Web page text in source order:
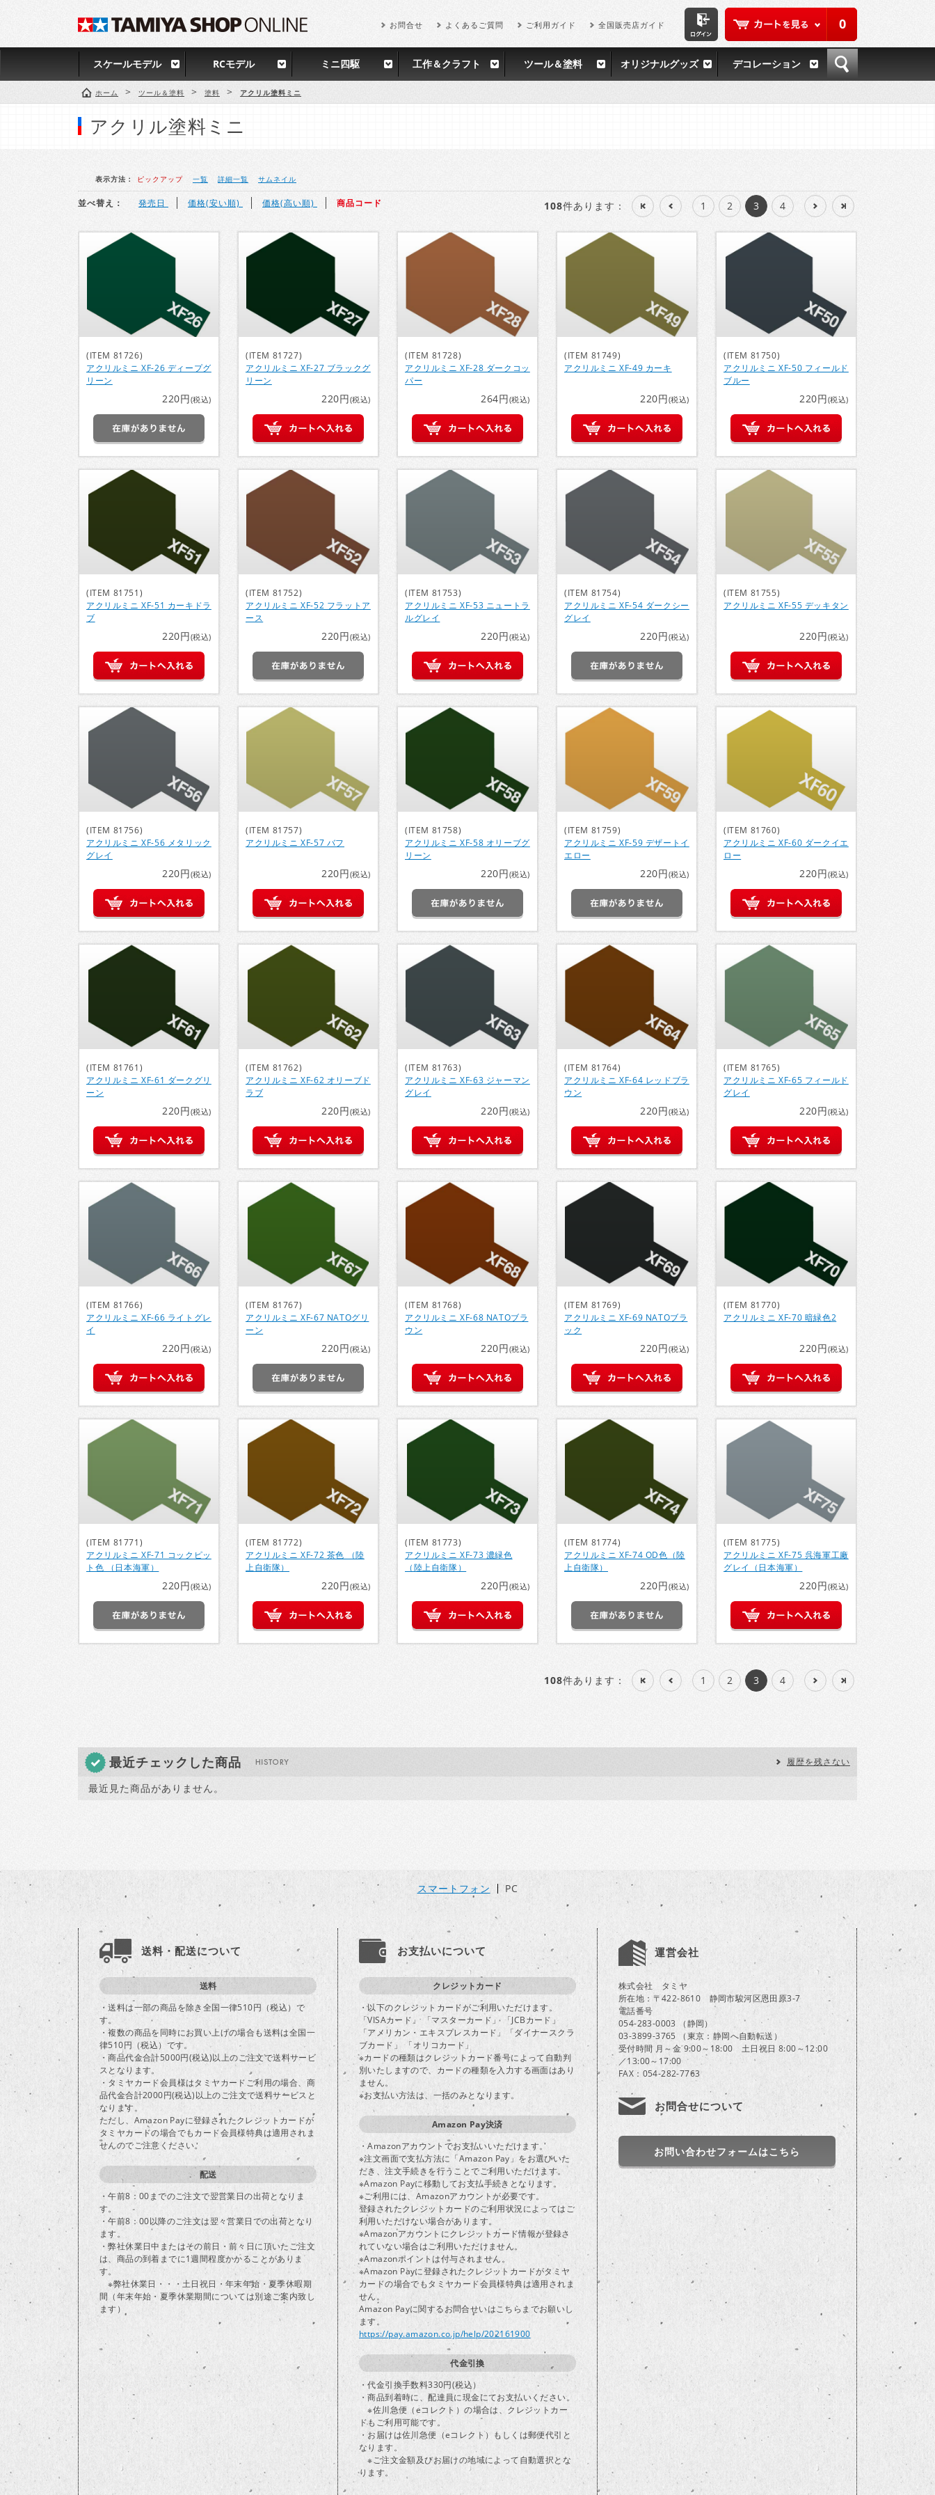
0
お問合せ よくあるご質問 ご利用ガイド 全国販売店ガイド
スケールモデル RCモデル ミニ四駆 工作＆クラフト ツール＆塗料 オリジナルグッズ デコレーション
アクリル塗料ミニ
ホーム > ツール＆塗料 > 塗料 > アクリル塗料ミニ
表示方法： ピックアップ 一覧 詳細一覧 サムネイル
並べ替え： 発売日 価格(安い順) 価格(高い順) 商品コード 108件あります ： 1 2 3 4
(ITEM 81726)
アクリルミニ XF-26 ディープグ
リーン
220円(税込)
(ITEM 81727)
アクリルミニ XF-27 ブラックグ
リーン
220円(税込)
(ITEM 81728)
アクリルミニ XF-28 ダークコッ
パー
264円(税込)
(ITEM 81749)
アクリルミニ XF-49 カーキ
220円(税込)
(ITEM 81750)
アクリルミニ XF-50 フィールド
ブルー
220円(税込)
(ITEM 81751)
アクリルミニ XF-51 カーキドラ
ブ
220円(税込)
(ITEM 81752)
アクリルミニ XF-52 フラットア
ース
220円(税込)
(ITEM 81753)
アクリルミニ XF-53 ニュートラ
ルグレイ
220円(税込)
(ITEM 81754)
アクリルミニ XF-54 ダークシー
グレイ
220円(税込)
(ITEM 81755)
アクリルミニ XF-55 デッキタン
220円(税込)
(ITEM 81756)
アクリルミニ XF-56 メタリック
グレイ
220円(税込)
(ITEM 81757)
アクリルミニ XF-57 バフ
220円(税込)
(ITEM 81758)
アクリルミニ XF-58 オリーブグ
リーン
220円(税込)
(ITEM 81759)
アクリルミニ XF-59 デザートイ
エロー
220円(税込)
(ITEM 81760)
アクリルミニ XF-60 ダークイエ
ロー
220円(税込)
(ITEM 81761)
アクリルミニ XF-61 ダークグリ
ーン
220円(税込)
(ITEM 81762)
アクリルミニ XF-62 オリーブド
ラブ
220円(税込)
(ITEM 81763)
アクリルミニ XF-63 ジャーマン
グレイ
220円(税込)
(ITEM 81764)
アクリルミニ XF-64 レッドブラ
ウン
220円(税込)
(ITEM 81765)
アクリルミニ XF-65 フィールド
グレイ
220円(税込)
(ITEM 81766)
アクリルミニ XF-66 ライトグレ
イ
220円(税込)
(ITEM 81767)
アクリルミニ XF-67 NATOグリ
ーン
220円(税込)
(ITEM 81768)
アクリルミニ XF-68 NATOブラ
ウン
220円(税込)
(ITEM 81769)
アクリルミニ XF-69 NATOブラ
ック
220円(税込)
(ITEM 81770)
アクリルミニ XF-70 暗緑色2
220円(税込)
(ITEM 81771)
アクリルミニ XF-71 コックピッ
ト色 （日本海軍）
220円(税込)
(ITEM 81772)
アクリルミニ XF-72 茶色 （陸
上自衛隊）
220円(税込)
(ITEM 81773)
アクリルミニ XF-73 濃緑色
（陸上自衛隊）
220円(税込)
(ITEM 81774)
アクリルミニ XF-74 OD色（陸
上自衛隊）
220円(税込)
(ITEM 81775)
アクリルミニ XF-75 呉海軍工廠
グレイ（日本海軍）
220円(税込)
108件あります ： 1 2 3 4
最近チェックした商品 履歴を残さない
最近見た商品がありません。
スマートフォン PC
送料・配送について
送料
・送料は一部の商品を除き全国一律510円（税込）で
す。
・複数の商品を同時にお買い上げの場合も送料は全国一
律510円（税込）です。
・商品代金合計5000円(税込)以上のご注文で送料サービ
スとなります。
・タミヤカード会員様はタミヤカードご利用の場合、商
品代金合計2000円(税込)以上のご注文で送料サービスと
なります。
ただし、Amazon Payに登録されたクレジットカードが
タミヤカードの場合でもカード会員様特典は適用されま
せんのでご注意ください。
配送
・午前8：00までのご注文で翌営業日の出荷となりま
す。
・午前8：00以降のご注文は翌々営業日での出荷となり
ます。
・弊社休業日中またはその前日・前々日に頂いたご注文
は、商品の到着までに1週間程度かかることがありま
す。
※弊社休業日・・・土日祝日・年末年始・夏季休暇期
間（年末年始・夏季休業期間については別途ご案内致し
ます）
お支払いについて
クレジットカード
・以下のクレジットカードがご利用いただけます。
「VISAカード」 「マスターカード」 「JCBカード」
「アメリカン・エキスプレスカード」「ダイナースクラ
ブカード」 「オリコカード」
※カードの種類はクレジットカード番号によって自動判
別いたしますので、カードの種類を入力する画面はあり
ません。
※お支払い方法は、一括のみとなります。
Amazon Pay決済
・Amazonアカウントでお支払いいただけます。
※注文画面で支払方法に「Amazon Pay」をお選びいた
だき、注文手続きを行うことでご利用いただけます。
※Amazon Payに移動してお支払手続きとなります。
※ご利用には、Amazonアカウントが必要です。
登録されたクレジットカードのご利用状況によってはご
利用いただけない場合があります。
※Amazonアカウントにクレジットカード情報が登録さ
れていない場合はご利用いただけません。
※Amazonポイントは付与されません。
※Amazon Payに登録されたクレジットカードがタミヤ
カードの場合でもタミヤカード会員様特典は適用されま
せん。
Amazon Payに関するお問合せいはこちらまでお願いし
ます。
https://pay.amazon.co.jp/help/202161900
代金引換
・代金引換手数料330円(税込）
・商品到着時に、配達員に現金にてお支払いください。
※佐川急便（eコレクト）の場合は、クレジットカー
ドもご利用可能です。
・お届けは佐川急便（eコレクト）もしくは郵便代引と
なります。
※ご注文金額及びお届けの地域によって自動選択とな
ります。
運営会社
株式会社 タミヤ
所在地：〒422-8610 静岡市駿河区恩田原3-7
電話番号
054-283-0003 （静岡）
03-3899-3765 （東京：静岡へ自動転送）
受付時間 月～金 9:00～18:00 土日祝日 8:00～12:00
／13:00～17:00
FAX：054-282-7763
お問合せについて
お問い合わせフォームはこちら